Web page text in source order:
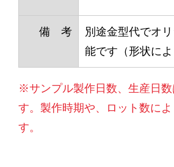
備 考
別途金型代でオ
能です（形状によ
※サンプル製作日数、生産日
す。製作時期や、ロット数に
す。